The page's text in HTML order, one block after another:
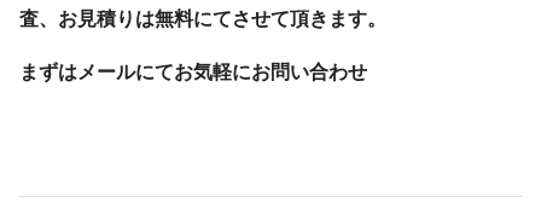
査、お見積りは無料にてさせて頂きます。
まずはメールにてお気軽にお問い合わせ